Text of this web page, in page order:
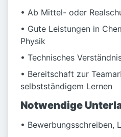
• Ab Mittel- oder
• Gute Leistungen in
Physik
• Technisches
• Bereitschaft zur
selbstständigem Lernen
Notwendige
• Bewerbungsschreiben,